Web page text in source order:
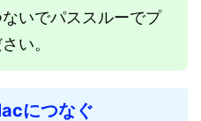
いでパススルーでプ
い。
につなぐ